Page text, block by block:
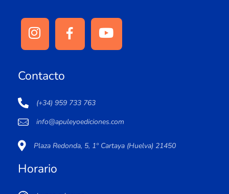
Contacto
(+34) 959 733 763
info@apuleyoediciones.com
Plaza Redonda, 5, 1º Cartaya (Huelva) 21450
Horario